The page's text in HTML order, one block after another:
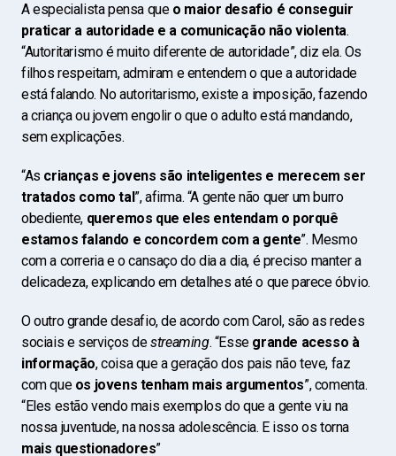
A especialista pensa que o maior desafio é conseguir
praticar a autoridade e a comunicação não violenta.
“Autoritarismo é muito diferente de autoridade”, diz ela. Os
filhos respeitam, admiram e entendem o que a autoridade
está falando. No autoritarismo, existe a imposição, fazendo
a criança ou jovem engolir o que o adulto está mandando,
sem explicações.
“As crianças e jovens são inteligentes e merecem ser
tratados como tal”, afirma. “A gente não quer um burro
obediente, queremos que eles entendam o porquê
estamos falando e concordem com a gente”. Mesmo
com a correria e o cansaço do dia a dia, é preciso manter a
delicadeza, explicando em detalhes até o que parece óbvio.
O outro grande desafio, de acordo com Carol, são as redes
sociais e serviços destreaming. “Esse grande acesso à
informação, coisa que a geração dos pais não teve, faz
com que os jovens tenham mais argumentos”, comenta.
“Eles estão vendo mais exemplos do que a gente viu na
nossa juventude, na nossa adolescência. E isso os torna
mais questionadores”